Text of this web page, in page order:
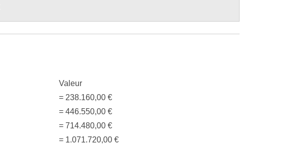
Valeur
= 238.160,00 €
= 446.550,00 €
= 714.480,00 €
= 1.071.720,00 €